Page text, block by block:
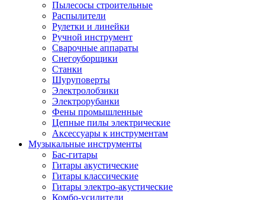
Пылесосы строительные
Распылители
Рулетки и линейки
Ручной инструмент
Сварочные аппараты
Снегоуборщики
Станки
Шуруповерты
Электролобзики
Электрорубанки
Фены промышленные
Цепные пилы электрические
Аксессуары к инструментам
Музыкальные инструменты
Бас-гитары
Гитары акустические
Гитары классические
Гитары электро-акустические
Комбо-усилители